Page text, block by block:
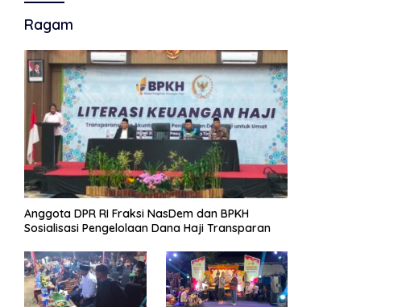
Ragam
Anggota DPR RI Fraksi NasDem dan BPKH
Sosialisasi Pengelolaan Dana Haji Transparan